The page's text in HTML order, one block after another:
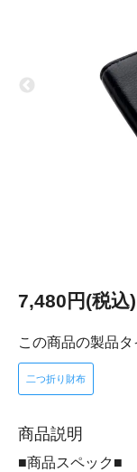
7,480円(税込)
この商品の製品タ
二つ折り財布
商品説明
■商品スペック■